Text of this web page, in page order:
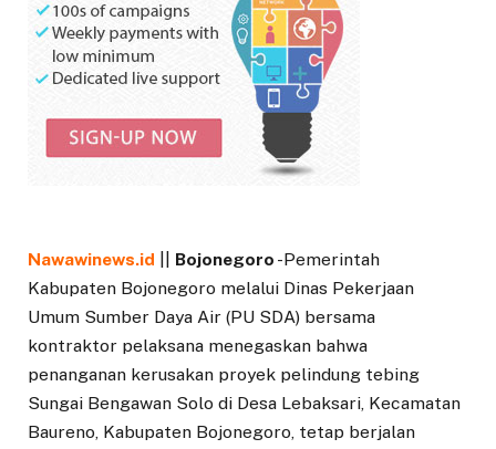
Nawawinews.id Bojonegoro -Pemerintah
Kabupaten Bojonegoro melalui Dinas Pekerjaan
Umum Sumber Daya Air (PU SDA) bersama
kontraktor pelaksana menegaskan bahwa
penanganan kerusakan proyek pelindung tebing
Sungai Bengawan Solo di Desa Lebaksari, Kecamatan
Baureno, Kabupaten Bojonegoro, tetap berjalan